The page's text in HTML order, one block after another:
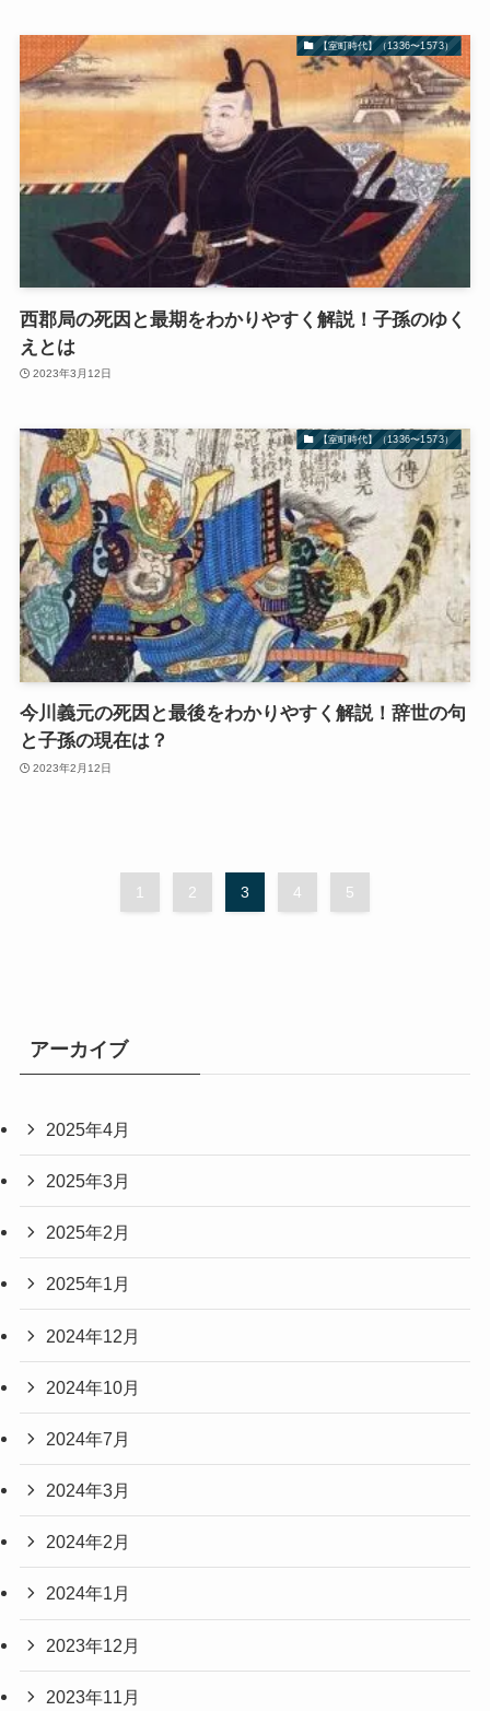
【室町時代】（1336〜1573）
西郡局の死因と最期をわかりやすく解説！子孫のゆく
えとは
2023年3月12日
【室町時代】（1336〜1573）
今川義元の死因と最後をわかりやすく解説！辞世の句
と子孫の現在は？
2023年2月12日
1 2 3 4 5
アーカイブ
2025年4月
2025年3月
2025年2月
2025年1月
2024年12月
2024年10月
2024年7月
2024年3月
2024年2月
2024年1月
2023年12月
2023年11月